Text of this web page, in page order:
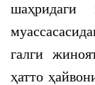
галги
ҳатто